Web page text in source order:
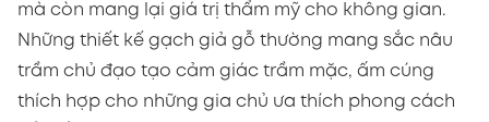
mà còn mang lại giá trị thẩm mỹ cho không gian.
Những thiết kế gạch giả gỗ thường mang sắc nâu
trầm chủ đạo tạo cảm giác trầm mặc, ấm cúng
thích hợp cho những gia chủ ưa thích phong cách